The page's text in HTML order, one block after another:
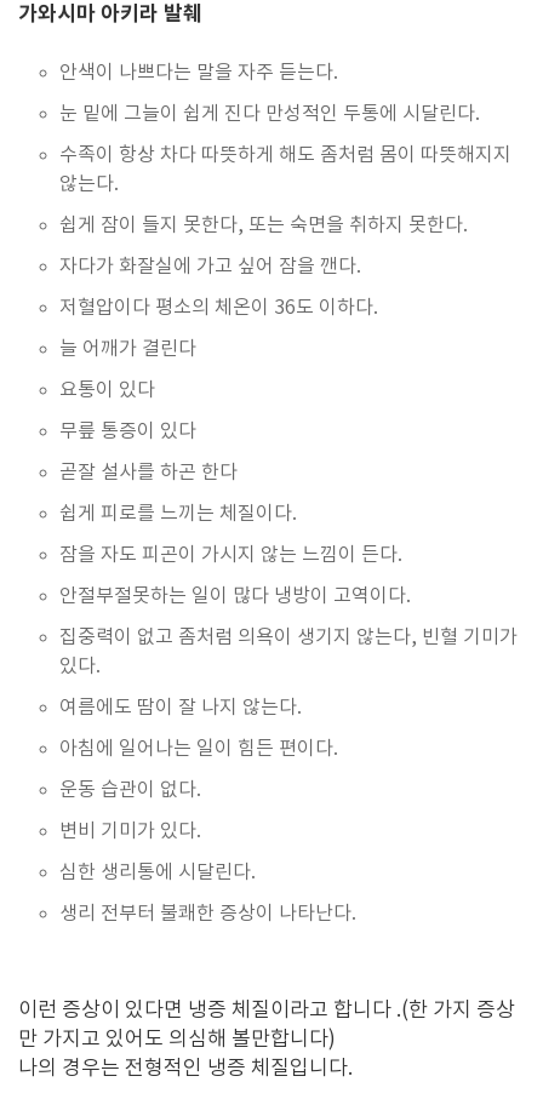
가와시마 아키라 발췌
안색이 나쁘다는 말을 자주 듣는다.
눈 밑에 그늘이 쉽게 진다 만성적인 두통에 시달린다.
수족이 항상 차다 따뜻하게 해도 좀처럼 몸이 따뜻해지지
않는다.
쉽게 잠이 들지 못한다, 또는 숙면을 취하지 못한다.
자다가 화잘실에 가고 싶어 잠을 깬다.
저혈압이다 평소의 체온이 36도 이하다.
늘 어깨가 결린다
요통이 있다
무릎 통증이 있다
곧잘 설사를 하곤 한다
쉽게 피로를 느끼는 체질이다.
잠을 자도 피곤이 가시지 않는 느낌이 든다.
안절부절못하는 일이 많다 냉방이 고역이다.
집중력이 없고 좀처럼 의욕이 생기지 않는다, 빈혈 기미가
있다.
여름에도 땀이 잘 나지 않는다.
아침에 일어나는 일이 힘든 편이다.
운동 습관이 없다.
변비 기미가 있다.
심한 생리통에 시달린다.
생리 전부터 불쾌한 증상이 나타난다.
이런 증상이 있다면 냉증 체질이라고 합니다 .(한 가지 증상
만 가지고 있어도 의심해 볼만합니다)
나의 경우는 전형적인 냉증 체질입니다.